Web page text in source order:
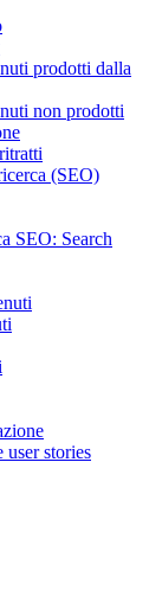
prodotti dalla
non prodotti
(SEO)
SEO: Search
user stories